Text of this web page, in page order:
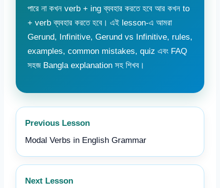
পারে না কখন verb + ing ব্যবহার করতে হবে আর কখন to
+ verb ব্যবহার করতে হবে। এই lesson-এ আমরা
Gerund, Infinitive, Gerund vs Infinitive, rules,
examples, common mistakes, quiz এবং FAQ
সহজ Bangla explanation সহ শিখব।
Previous Lesson
Modal Verbs in English Grammar
Next Lesson